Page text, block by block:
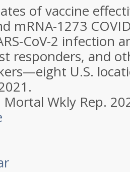
of vaccine
mRNA-1273
CoV-2 infection
responders, and
U.S.
Wkly Rep.